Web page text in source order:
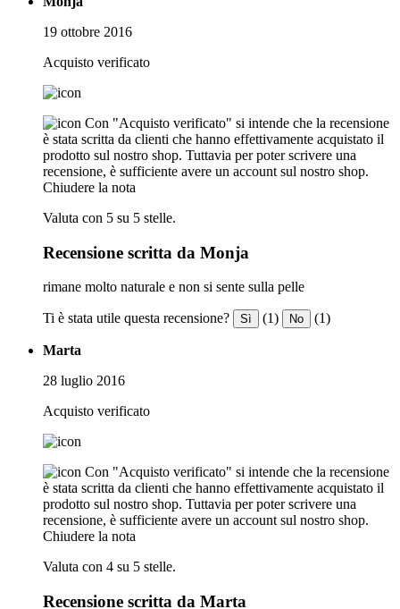
19 ottobre 2016
Acquisto verificato
Con "Acquisto verificato" si intende che la recensione
è stata scritta da clienti che hanno effettivamente acquistato il
prodotto sul nostro shop. Tuttavia per poter scrivere una
recensione, è sufficiente avere un account sul nostro shop.
Chiudere la nota
Valuta con 5 su 5 stelle.
Recensione scritta da Monja
rimane molto naturale e non si sente sulla pelle
Ti è stata utile questa recensione? Sì (1) No (1)
Marta
28 luglio 2016
Acquisto verificato
Con "Acquisto verificato" si intende che la recensione
è stata scritta da clienti che hanno effettivamente acquistato il
prodotto sul nostro shop. Tuttavia per poter scrivere una
recensione, è sufficiente avere un account sul nostro shop.
Chiudere la nota
Valuta con 4 su 5 stelle.
Recensione scritta da Marta